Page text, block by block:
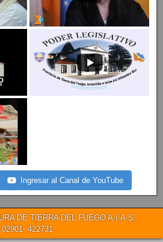
Ingresar al Canal de YouTube
DE TIERRA DEL FUEGO A.I.A.S.
422731